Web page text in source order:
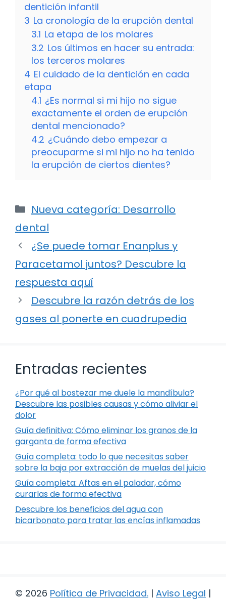
dentición infantil
3 La cronología de la erupción dental
3.1 La etapa de los molares
3.2 Los últimos en hacer su entrada:
los terceros molares
4 El cuidado de la dentición en cada
etapa
4.1 ¿Es normal si mi hijo no sigue
exactamente el orden de erupción
dental mencionado?
4.2 ¿Cuándo debo empezar a
preocuparme si mi hijo no ha tenido
la erupción de ciertos dientes?
Categorías
Nueva categoría: Desarrollo
dental
¿Se puede tomar Enanplus y
Paracetamol juntos? Descubre la
respuesta aquí
Descubre la razón detrás de los
gases al ponerte en cuadrupedia
Entradas recientes
¿Por qué al bostezar me duele la mandíbula?
Descubre las posibles causas y cómo aliviar el
dolor
Guía definitiva: Cómo eliminar los granos de la
garganta de forma efectiva
Guía completa: todo lo que necesitas saber
sobre la baja por extracción de muelas del juicio
Guía completa: Aftas en el paladar, cómo
curarlas de forma efectiva
Descubre los beneficios del agua con
bicarbonato para tratar las encías inflamadas
© 2026 Política de Privacidad. | Aviso Legal |